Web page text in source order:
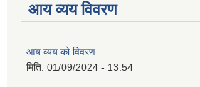
आय व्यय विवरण
आय व्यय को विवरण
मिति: 01/09/2024 - 13:54